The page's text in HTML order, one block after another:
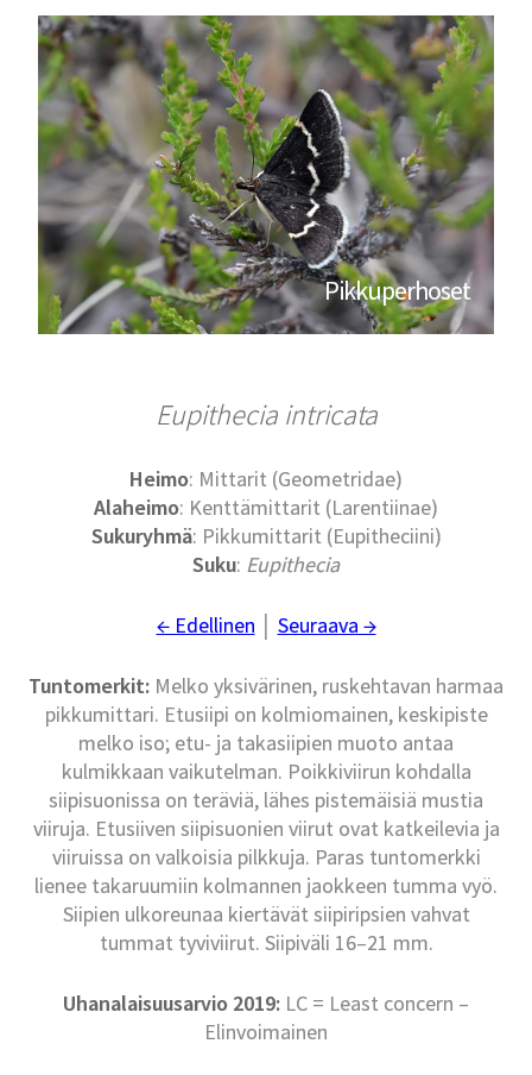
Pikkuperhoset
Eupithecia intricata
Heimo: Mittarit (Geometridae)
Alaheimo: Kenttämittarit (Larentiinae)
Sukuryhmä: Pikkumittarit (Eupitheciini)
Suku: Eupithecia
← Edellinen Seuraava →
Tuntomerkit: Melko yksivärinen, ruskehtavan harmaa
pikkumittari. Etusiipi on kolmiomainen, keskipiste
melko iso; etu- ja takasiipien muoto antaa
kulmikkaan vaikutelman. Poikkiviirun kohdalla
siipisuonissa on teräviä, lähes pistemäisiä mustia
viiruja. Etusiiven siipisuonien viirut ovat katkeilevia ja
viiruissa on valkoisia pilkkuja. Paras tuntomerkki
lienee takaruumiin kolmannen jaokkeen tumma vyö.
Siipien ulkoreunaa kiertävät siipiripsien vahvat
tummat tyviviirut. Siipiväli 16–21 mm.
Uhanalaisuusarvio 2019: LC = Least concern –
Elinvoimainen